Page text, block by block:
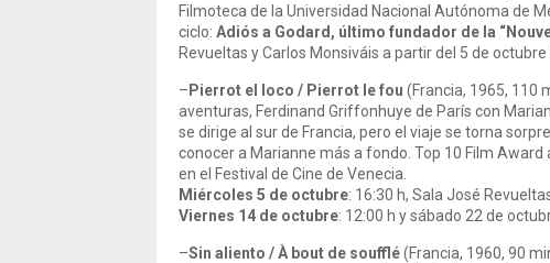
Filmoteca de la Universidad Nacional Autónoma de
ciclo: Adiós a Godard, último fundador de la
Revueltas y Carlos Monsiváis a partir del 5 de
– Pierrot el loco / Pierrot le fou (Francia, 1965, 110
aventuras, Ferdinand Griffonhuye de París con
se dirige al sur de Francia, pero el viaje se torna
conocer a Marianne más a fondo. Top 10 Film Award
en el Festival de Cine de Venecia.
Miércoles 5 de octubre: 16:30 h, Sala José
Viernes 14 de octubre: 12:00 h y sábado 22 de
–Sin aliento / À bout de soufflé(Francia, 1960, 90